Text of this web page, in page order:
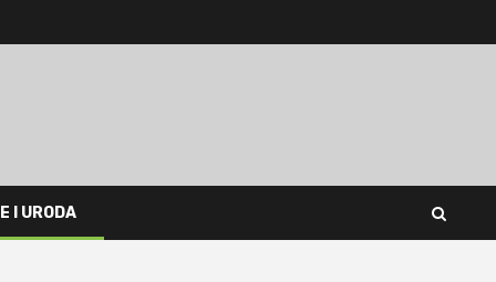
I URODA